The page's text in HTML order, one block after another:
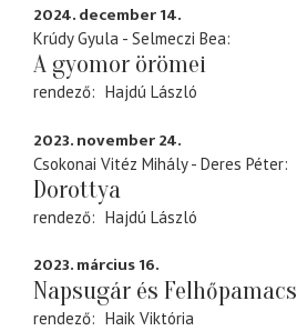
2024. december 14.
Krúdy Gyula - Selmeczi Bea
A gyomor örömei
rendező Hajdú László
2023. november 24.
Csokonai Vitéz Mihály - Deres Péter
Dorottya
rendező Hajdú László
2023. március 16.
Napsugár és Felhőpamacs
rendező Haik Viktória